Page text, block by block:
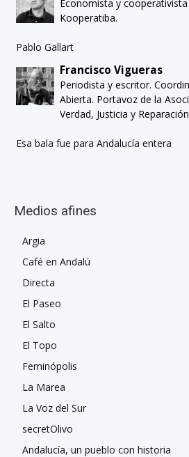
Economista y
Kooperatiba.
Pablo Gallart
Francisco Vigueras
Periodista y escritor.
Abierta. Portavoz de la
Verdad, Justicia y
Esa bala fue para Andalucía entera
Medios afines
Argia
Café en Andalú
Directa
El Paseo
El Salto
El Topo
Feminópolis
La Marea
La Voz del Sur
secretOlivo
Andalucía, un pueblo con historia